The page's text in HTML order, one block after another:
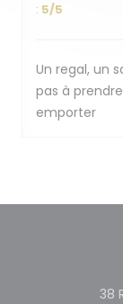
: 5/5
Un regal, un
pas à
emporter
38